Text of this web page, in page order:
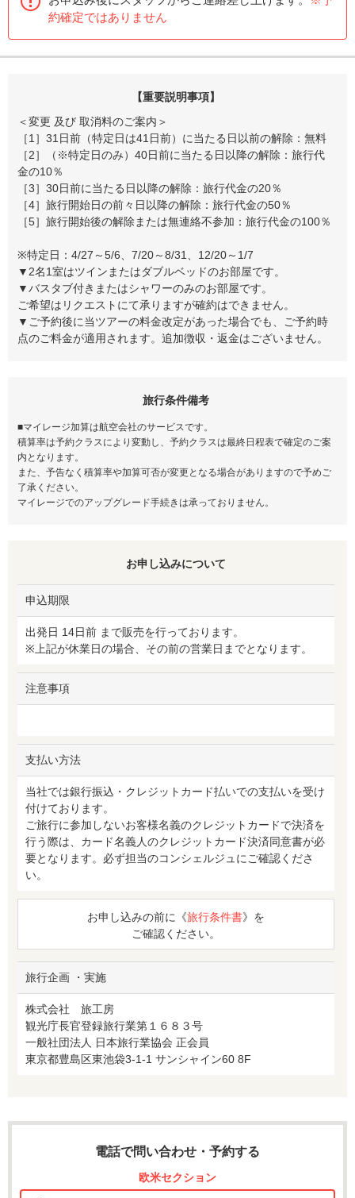
約確定ではありません
【重要説明事項】
＜変更 及び 取消料のご案内＞
［1］31日前（特定日は41日前）に当たる日以前の解除：無料
［2］（※特定日のみ）40日前に当たる日以降の解除：旅行代
金の10％
［3］30日前に当たる日以降の解除：旅行代金の20％
［4］旅行開始日の前々日以降の解除：旅行代金の50％
［5］旅行開始後の解除または無連絡不参加：旅行代金の100％
※特定日：4/27～5/6、7/20～8/31、12/20～1/7
▼2名1室はツインまたはダブルベッドのお部屋です。
▼バスタブ付きまたはシャワーのみのお部屋です。
ご希望はリクエストにて承りますが確約はできません。
▼ご予約後に当ツアーの料金改定があった場合でも、ご予約時
点のご料金が適用されます。追加徴収・返金はございません。
旅行条件備考
■マイレージ加算は航空会社のサービスです。
積算率は予約クラスにより変動し、予約クラスは最終日程表で確定のご案
内となります。
また、予告なく積算率や加算可否が変更となる場合がありますので予めご
了承ください。
マイレージでのアップグレード手続きは承っておりません。
お申し込みについて
申込期限
出発日 14日前 まで販売を行っております。
※上記が休業日の場合、その前の営業日までとなります。
注意事項
支払い方法
当社では銀行振込・クレジットカード払いでの支払いを受け
付けております。
ご旅行に参加しないお客様名義のクレジットカードで決済を
行う際は、カード名義人のクレジットカード決済同意書が必
要となります。必ず担当のコンシェルジュにご確認くださ
い。
お申し込みの前に《旅行条件書》を
ご確認ください。
旅行企画 ・実施
株式会社 旅工房
観光庁長官登録旅行業第１６８３号
一般社団法人 日本旅行業協会 正会員
東京都豊島区東池袋3-1-1 サンシャイン60 8F
電話で問い合わせ・予約する
欧米セクション